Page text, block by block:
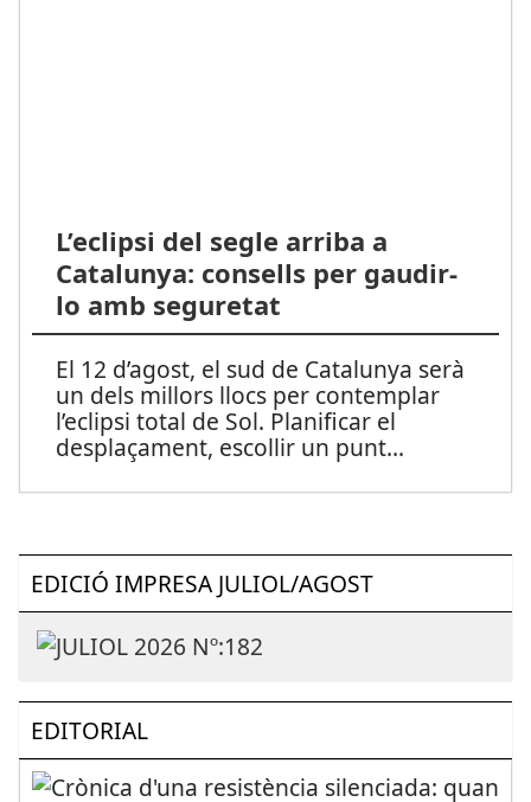
L’eclipsi del segle arriba a
Catalunya: consells per gaudir-
lo amb seguretat
El 12 d’agost, el sud de Catalunya serà
un dels millors llocs per contemplar
l’eclipsi total de Sol. Planificar el
desplaçament, escollir un punt...
EDICIÓ IMPRESA JULIOL/AGOST
EDITORIAL